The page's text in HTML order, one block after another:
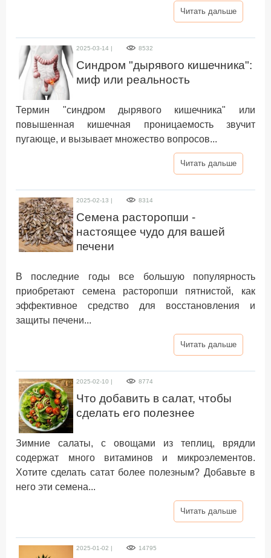
Читать дальше
2025-03-14 | 8532
Синдром "дырявого кишечника":
миф или реальность
Термин "синдром дырявого кишечника" или
повышенная кишечная проницаемость звучит
пугающе, и вызывает множество вопросов...
Читать дальше
2025-02-13 | 8314
Семена расторопши -
настоящее чудо для вашей
печени
В последние годы все большую популярность
приобретают семена расторопши пятнистой, как
эффективное средство для восстановления и
защиты печени...
Читать дальше
2025-02-10 | 8774
Что добавить в салат, чтобы
сделать его полезнее
Зимние салаты, с овощами из теплиц, врядли
содержат много витаминов и микроэлементов.
Хотите сделать сатат более полезным? Добавьте в
него эти семена...
Читать дальше
2025-01-02 | 14795